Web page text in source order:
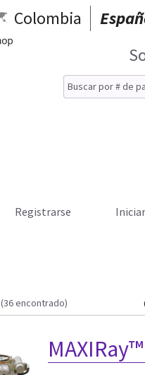
Colombia
Registrarse
(36 encontrado)